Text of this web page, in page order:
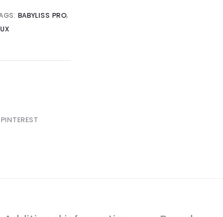
BABYLISS PRO,
PINTEREST